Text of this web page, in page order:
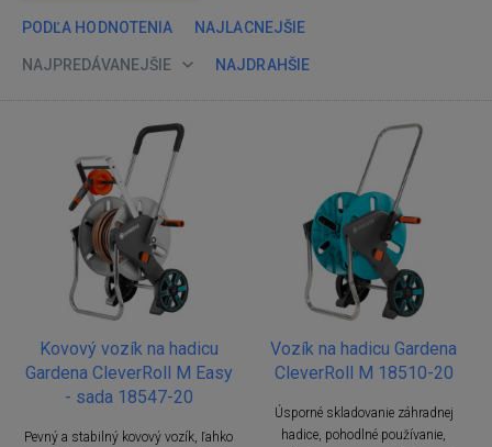
PODĽA HODNOTENIA NAJLACNEJŠIE
NAJPREDÁVANEJŠIE NAJDRAHŠIE
Kovový vozík na hadicu
Gardena CleverRoll M Easy
- sada 18547-20
Pevný a stabilný kovový vozík, ľahko
Vozík na hadicu Gardena
CleverRoll M 18510-20
Úsporné skladovanie záhradnej
hadice, pohodlné používanie,